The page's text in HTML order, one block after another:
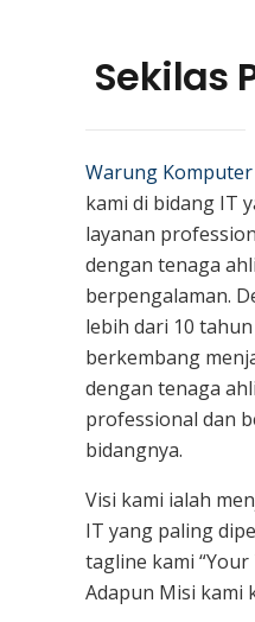
Sekilas
Warung Komputer
kami di bidang IT
layanan
dengan tenaga
berpengalaman.
lebih dari 10
berkembang
dengan tenaga
professional dan
bidangnya.
Visi kami ialah
IT yang paling
tagline kami
Adapun Misi kami